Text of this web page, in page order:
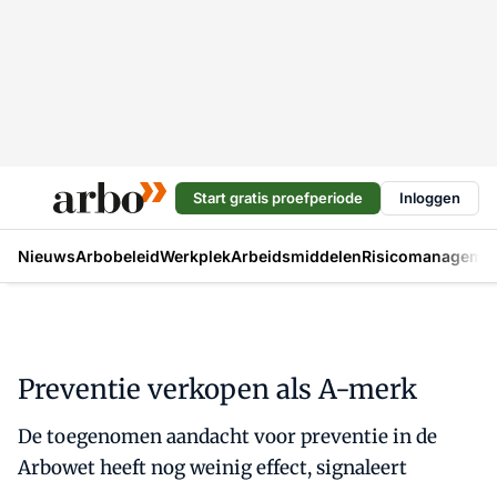
Start gratis proefperiode Inloggen
NieuwsArbobeleidWerkplekArbeidsmiddelen
Preventie verkopen als A-merk
De toegenomen aandacht voor preventie in de
Arbowet heeft nog weinig effect, signaleert